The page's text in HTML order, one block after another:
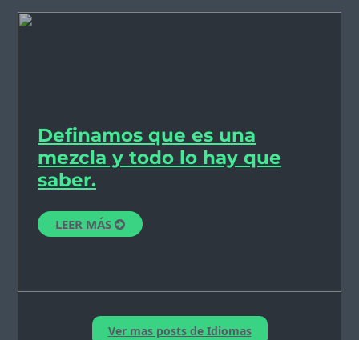
Definamos que es una
mezcla y todo lo hay que
saber.
LEER MÁS
Ver mas posts de Idiomas